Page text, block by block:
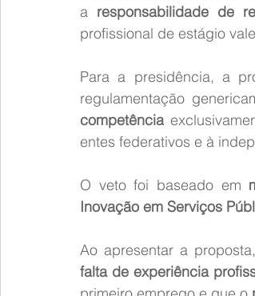
a responsabilidade de
profissional de estágio
Para a presidência, a
regulamentação
competência
entes federativos e à
O veto foi baseado em
Inovação em Serviços
falta de experiência